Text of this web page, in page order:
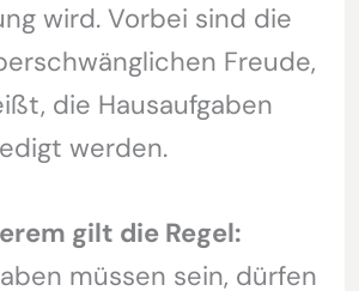
wird. Vorbei sind die
Freude,
die Hausaufgaben
werden.
gilt die Regel:
müssen sein, dürfen